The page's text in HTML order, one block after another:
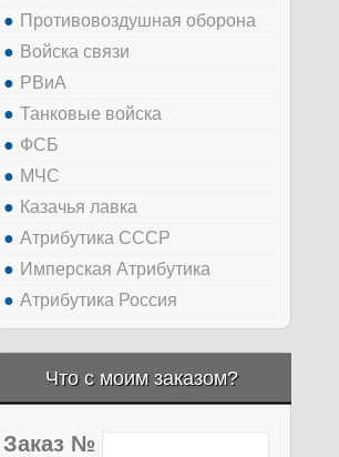
Противовоздушная оборона
Войска связи
РВиА
Танковые войска
ФСБ
МЧС
Казачья лавка
Атрибутика СССР
Имперская Атрибутика
Атрибутика Россия
Что с моим заказом?
Заказ №